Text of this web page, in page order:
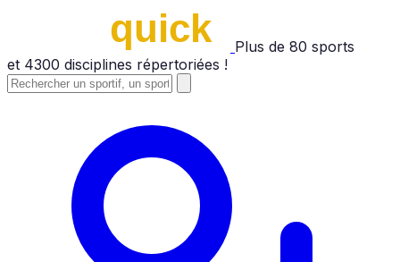
Plus de 80 sports
et 4300 disciplines répertoriées !